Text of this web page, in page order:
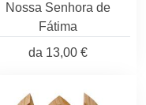
Nossa Senhora de
Fátima
da 13,00 €